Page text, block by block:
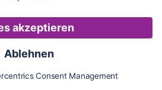
Updates Konto
Karte